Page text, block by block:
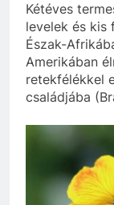
Kétéves
levelek és kis
Észak-
Amerikában
retekfélékkel
családjába